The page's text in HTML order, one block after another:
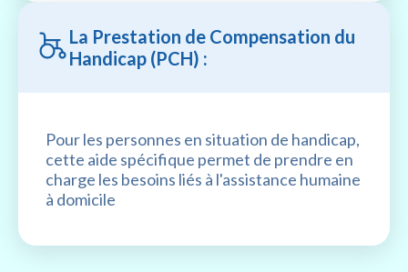
La Prestation de Compensation du
Handicap (PCH) :
Pour les personnes en situation de handicap,
cette aide spécifique permet de prendre en
charge les besoins liés à l'assistance humaine
à domicile